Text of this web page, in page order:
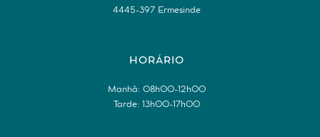
4445-397 Ermesinde
HORÁRIO
Manhã: 08h00-12h00
Tarde: 13h00-17h00